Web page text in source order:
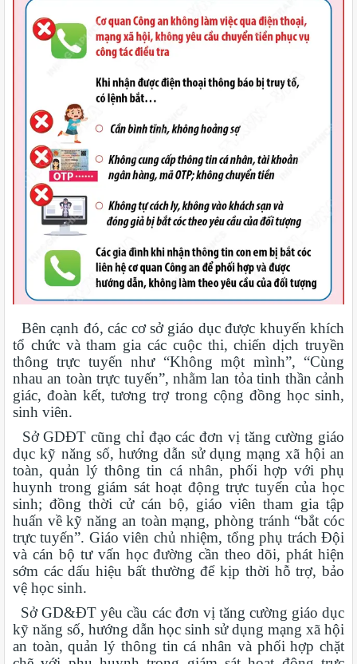
Bên cạnh đó, các cơ sở giáo dục được khuyến khích
tổ chức và tham gia các cuộc thi, chiến dịch truyền
thông trực tuyến như “Không một mình”, “Cùng
nhau an toàn trực tuyến”, nhằm lan tỏa tinh thần cảnh
giác, đoàn kết, tương trợ trong cộng đồng học sinh,
sinh viên.
Sở GDĐT cũng chỉ đạo các đơn vị tăng cường giáo
dục kỹ năng số, hướng dẫn sử dụng mạng xã hội an
toàn, quản lý thông tin cá nhân, phối hợp với phụ
huynh trong giám sát hoạt động trực tuyến của học
sinh; đồng thời cử cán bộ, giáo viên tham gia tập
huấn về kỹ năng an toàn mạng, phòng tránh “bắt cóc
trực tuyến”. Giáo viên chủ nhiệm, tổng phụ trách Đội
và cán bộ tư vấn học đường cần theo dõi, phát hiện
sớm các dấu hiệu bất thường để kịp thời hỗ trợ, bảo
vệ học sinh.
Sở GD&ĐT yêu cầu các đơn vị tăng cường giáo dục
kỹ năng số, hướng dẫn học sinh sử dụng mạng xã hội
an toàn, quản lý thông tin cá nhân và phối hợp chặt